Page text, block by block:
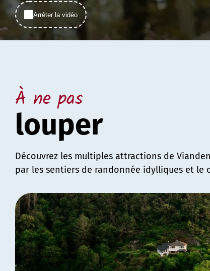
Arrêter la vidéo
À ne pas
louper
Découvrez les multiples attractions de
par les sentiers de randonnée idylliques et